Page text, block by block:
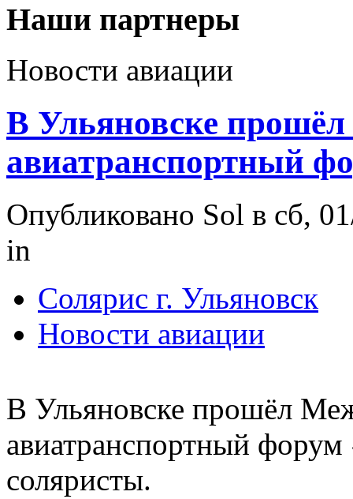
Наши партнеры
Новости авиации
В Ульяновске
авиатранспортный
Опубликовано Sol в сб,
in
Солярис г. Ульяновск
Новости авиации
В Ульяновске прошёл
авиатранспортный
соляристы.